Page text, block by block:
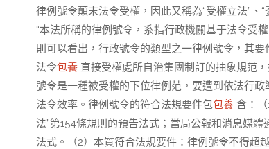
律例號令顛末法令受權，因此又稱為“受權立法”、
“本法所稱的律例號令，系指行政機關基于法令受
則可以看出，行政號令的類型之一律例號令，其
法令包養 直接受權處所自治集團制訂的抽象規范
號令是一種被受權的下位律例范，要遭到依法行
法令效率。律例號令的符合法規要件包包養 含：
法”第154條規則的預告法式；當局公報和消息媒
法式。（2）本質符合法規要件：律例號令不得超